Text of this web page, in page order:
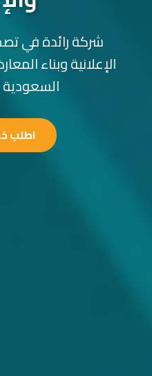
شركة رائدة في
الإعلانية وبناء
السعودية
اطلب